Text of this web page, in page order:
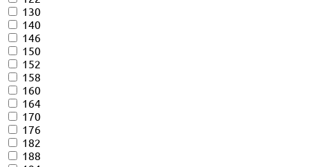
130
140
146
150
152
158
160
164
170
176
182
188